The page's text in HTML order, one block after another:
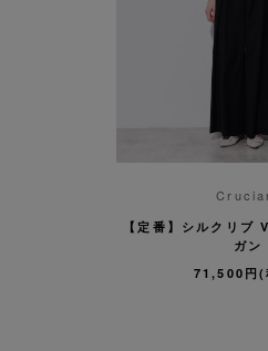
【定番】シルクリブ
ガン
71,500円(